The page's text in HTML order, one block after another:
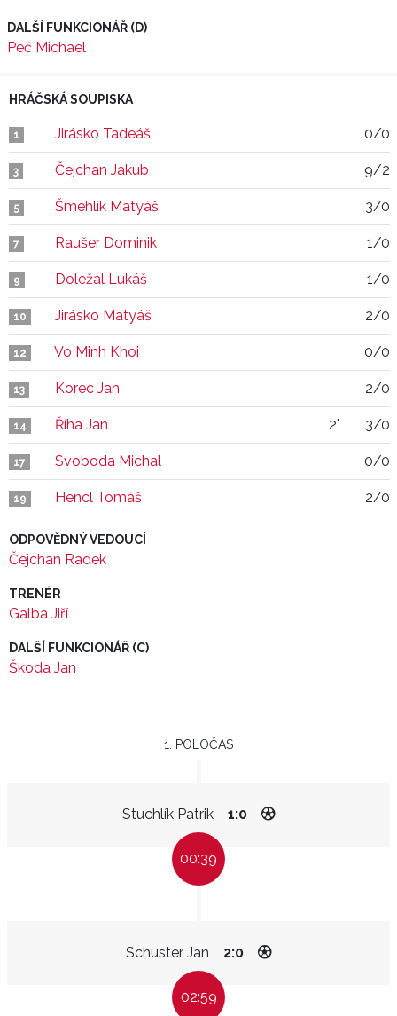
DALŠÍ FUNKCIONÁŘ (D)
Peč Michael
HRÁČSKÁ SOUPISKA
1 Jirásko Tadeáš 0/0
3 Čejchan Jakub 9/2
5 Šmehlík Matyáš 3/0
7 Raušer Dominik 1/0
9 Doležal Lukáš 1/0
10 Jirásko Matyáš 2/0
12 Vo Minh Khoi 0/0
13 Korec Jan 2/0
14 Říha Jan 2" 3/0
17 Svoboda Michal 0/0
19 Hencl Tomáš 2/0
ODPOVĚDNÝ VEDOUCÍ
Čejchan Radek
TRENÉR
Galba Jiří
DALŠÍ FUNKCIONÁŘ (C)
Škoda Jan
1. POLOČAS
Stuchlík Patrik 1:0
00:39
Schuster Jan 2:0
02:59